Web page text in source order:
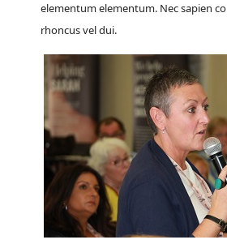
elementum elementum. Nec sapien
rhoncus vel dui.